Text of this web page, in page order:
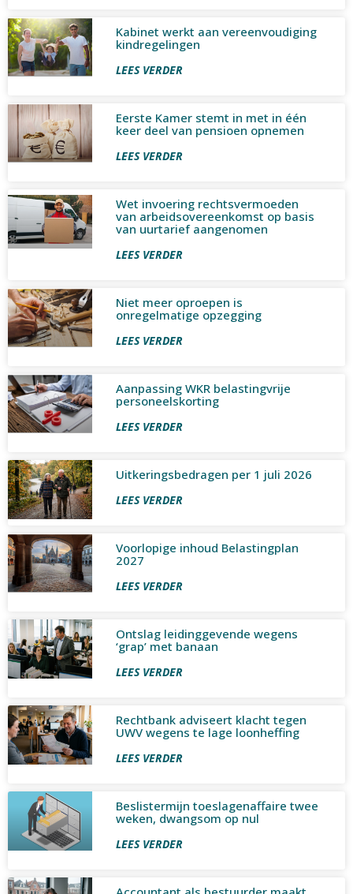
Kabinet werkt aan vereenvoudiging
kindregelingen
LEES VERDER
Eerste Kamer stemt in met in één
keer deel van pensioen opnemen
LEES VERDER
Wet invoering rechtsvermoeden
van arbeidsovereenkomst op basis
van uurtarief aangenomen
LEES VERDER
Niet meer oproepen is
onregelmatige opzegging
LEES VERDER
Aanpassing WKR belastingvrije
personeelskorting
LEES VERDER
Uitkeringsbedragen per 1 juli 2026
LEES VERDER
Voorlopige inhoud Belastingplan
2027
LEES VERDER
Ontslag leidinggevende wegens
‘grap’ met banaan
LEES VERDER
Rechtbank adviseert klacht tegen
UWV wegens te lage loonheffing
LEES VERDER
Beslistermijn toeslagenaffaire twee
weken, dwangsom op nul
LEES VERDER